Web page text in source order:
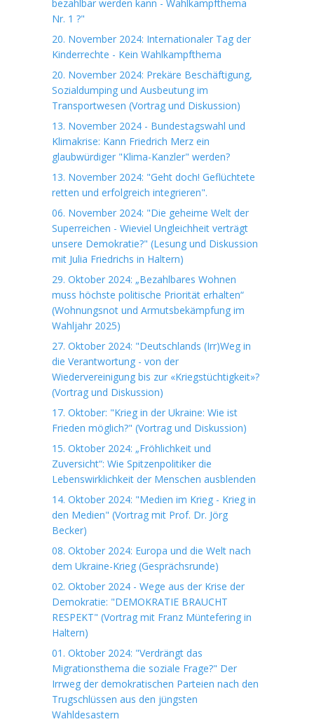
bezahlbar werden kann - Wahlkampfthema
Nr. 1 ?"
20. November 2024: Internationaler Tag der
Kinderrechte - Kein Wahlkampfthema
20. November 2024: Prekäre Beschäftigung,
Sozialdumping und Ausbeutung im
Transportwesen (Vortrag und Diskussion)
13. November 2024 - Bundestagswahl und
Klimakrise: Kann Friedrich Merz ein
glaubwürdiger "Klima-Kanzler" werden?
13. November 2024: "Geht doch! Geflüchtete
retten und erfolgreich integrieren".
06. November 2024: "Die geheime Welt der
Superreichen - Wieviel Ungleichheit verträgt
unsere Demokratie?" (Lesung und Diskussion
mit Julia Friedrichs in Haltern)
29. Oktober 2024: „Bezahlbares Wohnen
muss höchste politische Priorität erhalten“
(Wohnungsnot und Armutsbekämpfung im
Wahljahr 2025)
27. Oktober 2024: "Deutschlands (Irr)Weg in
die Verantwortung - von der
Wiedervereinigung bis zur «Kriegstüchtigkeit»?
(Vortrag und Diskussion)
17. Oktober: "Krieg in der Ukraine: Wie ist
Frieden möglich?" (Vortrag und Diskussion)
15. Oktober 2024: „Fröhlichkeit und
Zuversicht“: Wie Spitzenpolitiker die
Lebenswirklichkeit der Menschen ausblenden
14. Oktober 2024: "Medien im Krieg - Krieg in
den Medien" (Vortrag mit Prof. Dr. Jörg
Becker)
08. Oktober 2024: Europa und die Welt nach
dem Ukraine-Krieg (Gesprächsrunde)
02. Oktober 2024 - Wege aus der Krise der
Demokratie: "DEMOKRATIE BRAUCHT
RESPEKT" (Vortrag mit Franz Müntefering in
Haltern)
01. Oktober 2024: "Verdrängt das
Migrationsthema die soziale Frage?" Der
Irrweg der demokratischen Parteien nach den
Trugschlüssen aus den jüngsten
Wahldesastern